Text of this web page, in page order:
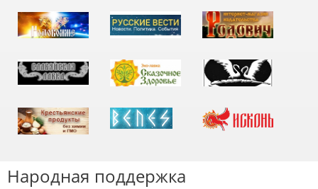
Народная поддержка